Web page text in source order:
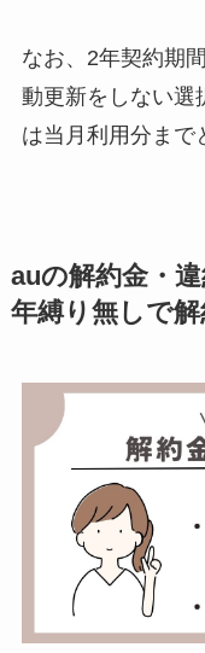
なお、2年契約期
動更新をしない選
は当月利用分まで
auの解約金・
年縛り無しで